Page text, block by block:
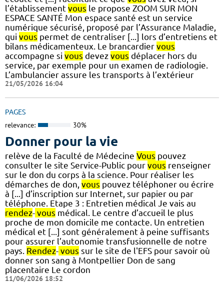
l’établissement vous le propose ZOOM SUR MON
ESPACE SANTÉ Mon espace santé est un service
numérique sécurisé, proposé par l’Assurance Maladie,
qui vous permet de centraliser [...] lors d’entretiens et
bilans médicamenteux. Le brancardier vous
accompagne si vous devez vous déplacer hors du
service, par exemple pour un examen de radiologie.
L’ambulancier assure les transports à l’extérieur
21/05/2026 16:04
PAGES
relevance: 30%
Donner pour la vie
relève de la Faculté de Médecine Vous pouvez
consulter le site Service-Public pour vous renseigner
sur le don du corps à la science. Pour réaliser les
démarches de don, vous pouvez téléphoner ou écrire
à [...] d’inscription sur Internet, sur papier ou par
téléphone. Etape 3 : Entretien médical Je vais au
rendez- vous médical. Le centre d’accueil le plus
proche de mon domicile me contacte. Un entretien
médical et [...] sont généralement à peine suffisants
pour assurer l’autonomie transfusionnelle de notre
pays. Rendez- vous sur le site de l'EFS pour savoir où
donner son sang à Montpellier Don de sang
placentaire Le cordon
11/06/2026 18:52